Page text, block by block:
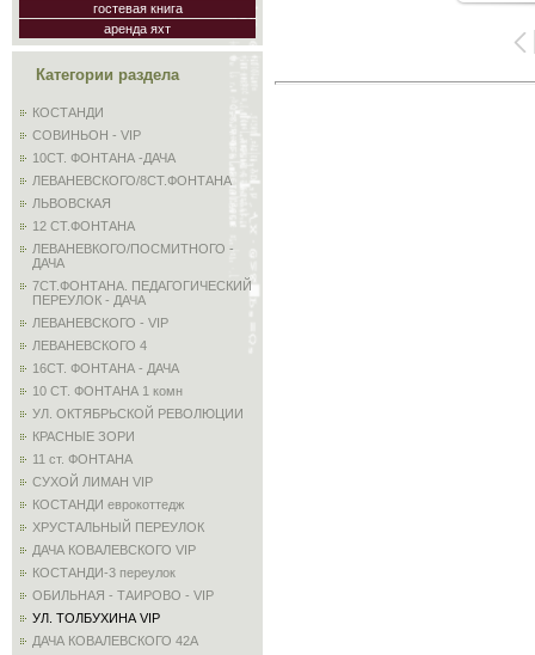
гостевая книга
аренда яхт
Категории раздела
КОСТАНДИ
СОВИНЬОН - VIP
10СТ. ФОНТАНА -ДАЧА
ЛЕВАНЕВСКОГО/8СТ.ФОНТАНА
ЛЬВОВСКАЯ
12 СТ.ФОНТАНА
ЛЕВАНЕВКОГО/ПОСМИТНОГО -
ДАЧА
7СТ.ФОНТАНА. ПЕДАГОГИЧЕСКИЙ
ПЕРЕУЛОК - ДАЧА
ЛЕВАНЕВСКОГО - VIP
ЛЕВАНЕВСКОГО 4
16СТ. ФОНТАНА - ДАЧА
10 СТ. ФОНТАНА 1 комн
УЛ. ОКТЯБРЬСКОЙ РЕВОЛЮЦИИ
КРАСНЫЕ ЗОРИ
11 ст. ФОНТАНА
СУХОЙ ЛИМАН VIP
КОСТАНДИ еврокоттедж
ХРУСТАЛЬНЫЙ ПЕРЕУЛОК
ДАЧА КОВАЛЕВСКОГО VIP
КОСТАНДИ-3 переулок
ОБИЛЬНАЯ - ТАИРОВО - VIP
УЛ. ТОЛБУХИНА VIP
ДАЧА КОВАЛЕВСКОГО 42А